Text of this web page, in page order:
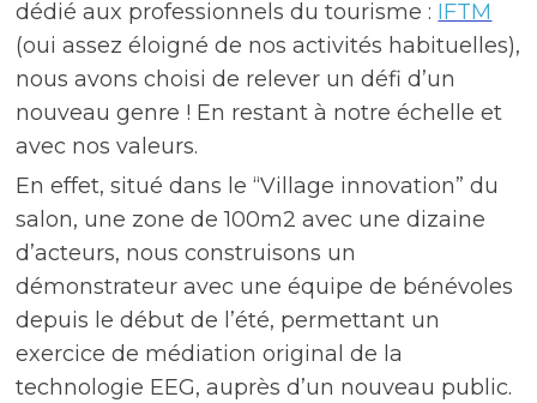
dédié aux professionnels du tourisme : IFTM
(oui assez éloigné de nos activités habituelles),
nous avons choisi de relever un défi d’un
nouveau genre ! En restant à notre échelle et
avec nos valeurs.
En effet, situé dans le “Village innovation” du
salon, une zone de 100m2 avec une dizaine
d’acteurs, nous construisons un
démonstrateur avec une équipe de bénévoles
depuis le début de l’été, permettant un
exercice de médiation original de la
technologie EEG, auprès d’un nouveau public.